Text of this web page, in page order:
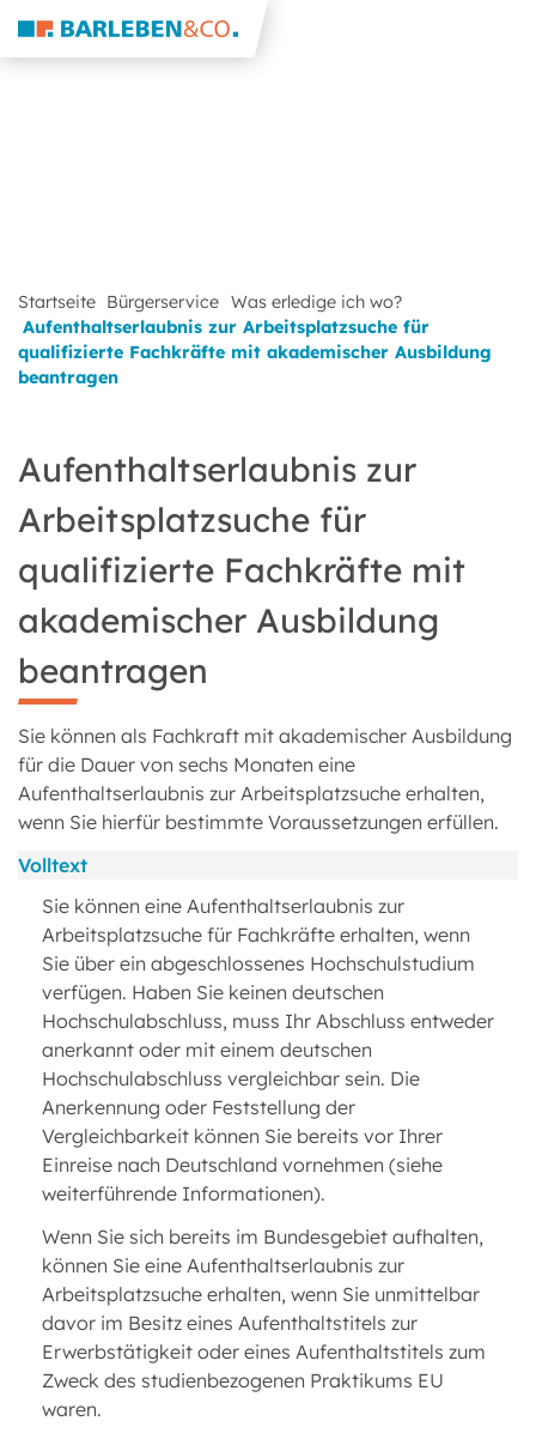
Startseite Bürgerservice Was erledige ich wo?
Aufenthaltserlaubnis zur Arbeitsplatzsuche für
qualifizierte Fachkräfte mit akademischer Ausbildung
beantragen
Aufenthaltserlaubnis zur
Arbeitsplatzsuche für
qualifizierte Fachkräfte mit
akademischer Ausbildung
beantragen
Sie können als Fachkraft mit akademischer Ausbildung
für die Dauer von sechs Monaten eine
Aufenthaltserlaubnis zur Arbeitsplatzsuche erhalten,
wenn Sie hierfür bestimmte Voraussetzungen erfüllen.
Volltext
Sie können eine Aufenthaltserlaubnis zur
Arbeitsplatzsuche für Fachkräfte erhalten, wenn
Sie über ein abgeschlossenes Hochschulstudium
verfügen. Haben Sie keinen deutschen
Hochschulabschluss, muss Ihr Abschluss entweder
anerkannt oder mit einem deutschen
Hochschulabschluss vergleichbar sein. Die
Anerkennung oder Feststellung der
Vergleichbarkeit können Sie bereits vor Ihrer
Einreise nach Deutschland vornehmen (siehe
weiterführende Informationen).
Wenn Sie sich bereits im Bundesgebiet aufhalten,
können Sie eine Aufenthaltserlaubnis zur
Arbeitsplatzsuche erhalten, wenn Sie unmittelbar
davor im Besitz eines Aufenthaltstitels zur
Erwerbstätigkeit oder eines Aufenthaltstitels zum
Zweck des studienbezogenen Praktikums EU
waren.